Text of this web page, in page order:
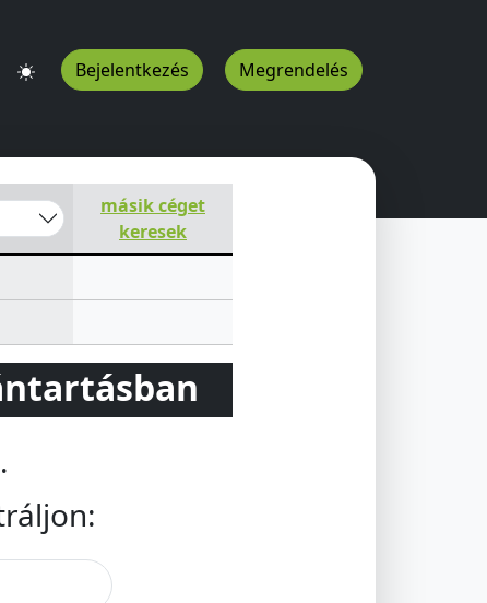
Bejelentkezés Megrendelés
másik céget
keresek
.